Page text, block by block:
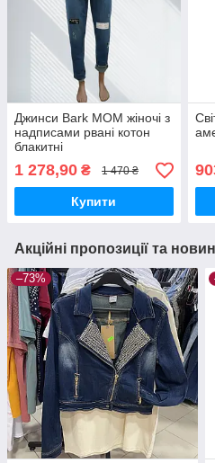
Джинси Bark MOM жіночі з
надписами рвані котон
блакитні
1 278,90 ₴ 1 470 ₴
Купити
Акційні пропозиції та
–73%